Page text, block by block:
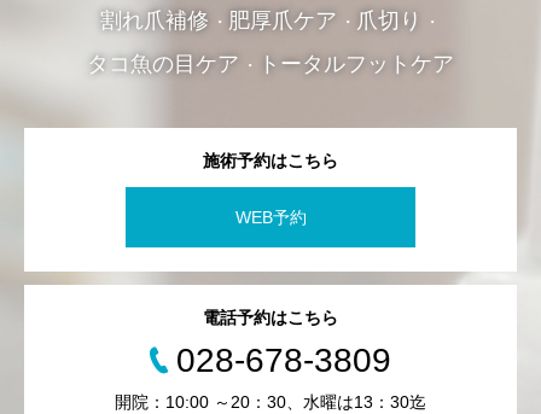
割れ爪補修
肥厚爪ケア
爪切り
タコ魚の目ケア
トータルフットケア
施術予約はこちら
WEB予約
電話予約はこちら
028-678-3809
開院：10:00 ～20：30、水曜は13：30迄